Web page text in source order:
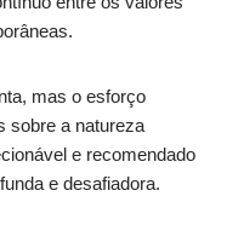
mas o esforço
sobre a natureza
e recomendado
e desafiadora.